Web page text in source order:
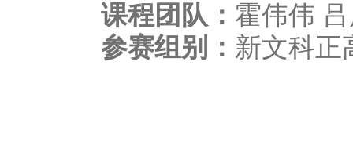
课程团队： 霍伟伟
参赛组别： 新文科正